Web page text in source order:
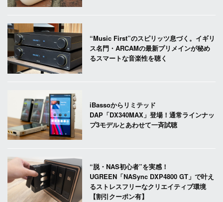
“Music First”のスピリッツ息づく。イギリ
ス名門・ARCAMの最新プリメインが秘め
るスマートな音楽性を聴く
iBassoからリミテッド
DAP「DX340MAX」登場！通常ラインナッ
プ3モデルとあわせて一斉試聴
“脱・NAS初心者”を実感！
UGREEN「NASync DXP4800 GT」で叶え
るストレスフリーなクリエイティブ環境
【割引クーポン有】